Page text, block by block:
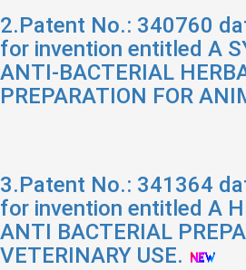
2.Patent No.: 340760
for invention entitled A
ANTI-BACTERIAL
PREPARATION FOR
3.Patent No.: 341364
for invention entitled A
ANTI BACTERIAL
VETERINARY USE.